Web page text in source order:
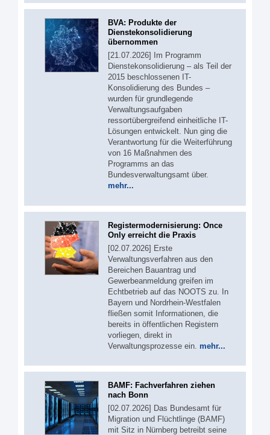
BVA: Produkte der
Dienstekonsolidierung
übernommen
[21.07.2026] Im Programm
Dienstekonsolidierung – als Teil der
2015 beschlossenen IT-
Konsolidierung des Bundes –
wurden für grundlegende
Verwaltungsaufgaben
ressortübergreifend einheitliche IT-
Lösungen entwickelt. Nun ging die
Verantwortung für die Weiterführung
von 16 Maßnahmen des
Programms an das
Bundesverwaltungsamt über.
mehr...
Registermodernisierung: Once
Only erreicht die Praxis
[02.07.2026] Erste
Verwaltungsverfahren aus den
Bereichen Bauantrag und
Gewerbeanmeldung greifen im
Echtbetrieb auf das NOOTS zu. In
Bayern und Nordrhein-Westfalen
fließen somit Informationen, die
bereits in öffentlichen Registern
vorliegen, direkt in
Verwaltungsprozesse ein. mehr...
BAMF: Fachverfahren ziehen
nach Bonn
[02.07.2026] Das Bundesamt für
Migration und Flüchtlinge (BAMF)
mit Sitz in Nürnberg betreibt seine